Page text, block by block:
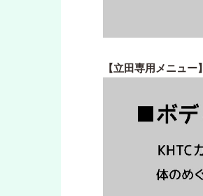
【立田専用メニュー】